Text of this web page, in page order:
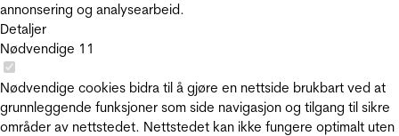
annonsering og analysearbeid.
Detaljer
Nødvendige 11
Nødvendige cookies bidra til å gjøre en nettside brukbart ved at
grunnleggende funksjoner som side navigasjon og tilgang til sikre
områder av nettstedet. Nettstedet kan ikke fungere optimalt uten